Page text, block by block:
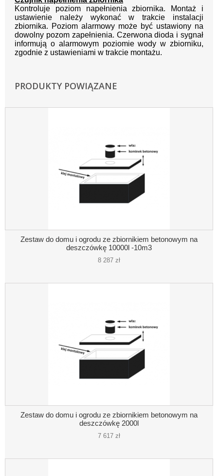
Kontroluje poziom napełnienia zbiornika. Montaż i
ustawienie należy wykonać w trakcie instalacji
zbiornika. Poziom alarmowy może być ustawiony na
dowolny pozom zapełnienia. Czerwona dioda i sygnał
informują o alarmowym poziomie wody w zbiorniku,
zgodnie z ustawieniami w trakcie montażu.
PRODUKTY POWIĄZANE
Zestaw do domu i ogrodu ze zbiornikiem betonowym na
deszczówkę 10000l -10m3
8 287 zł
Zestaw do domu i ogrodu ze zbiornikiem betonowym na
deszczówkę 2000l
7 617 zł